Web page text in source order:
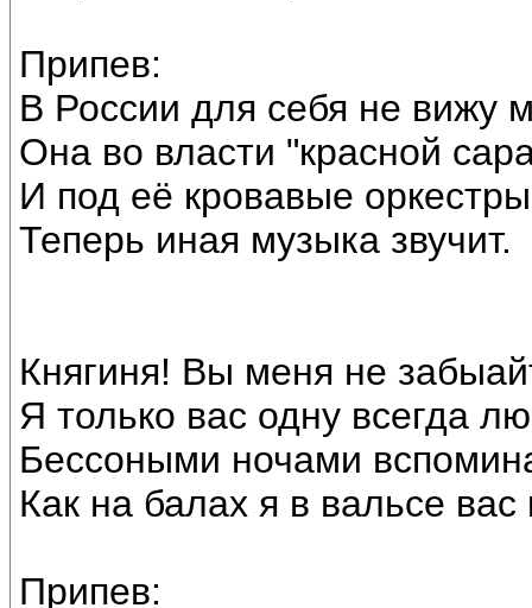
Припев:
В России для себя не вижу
Она во власти "красной
И под её кровавые
Теперь иная музыка звучит.
Княгиня! Вы меня не
Я только вас одну всегда
Бессоными ночами
Как на балах я в вальсе вас
Припев: